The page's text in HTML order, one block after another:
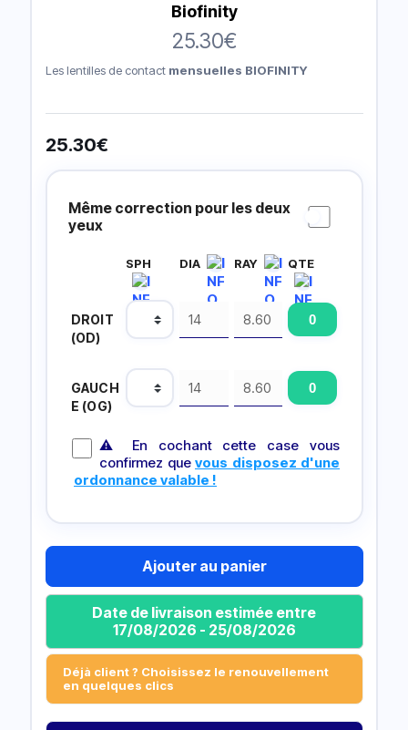
Biofinity
25.30€
Les lentilles de contactmensuelles BIOFINITY
25.30€
Prescripción
Même correction pour les deux
yeux
SPH DIA RAY QTE
DROIT
(OD)
GAUCH
E (OG)
⚠ En cochant cette case vous
confirmez que vous disposez d'une
ordonnance valable !
Ajouter au panier
Date de livraison estimée entre
17/08/2026 - 25/08/2026
Déjà client ? Choisissez le renouvellement
en quelques clics